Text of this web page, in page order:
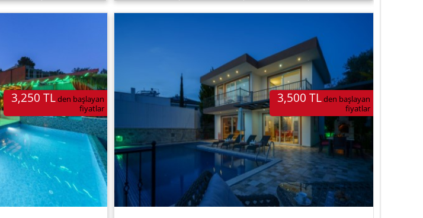
3,250 TLden başlayan
fiyatlar
3,500 TLden başlayan
fiyatlar